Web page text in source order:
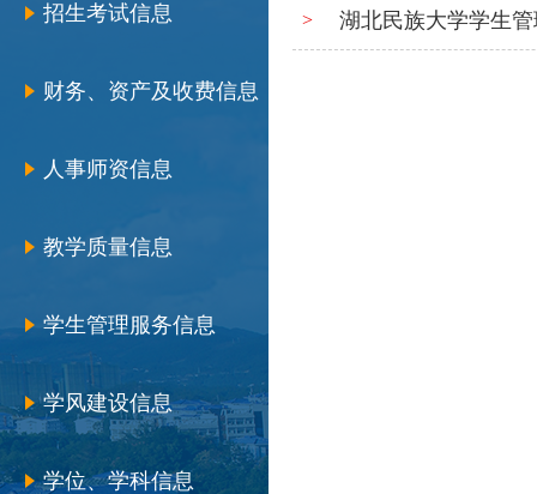
招生考试信息
财务、资产及收费信息
人事师资信息
教学质量信息
学生管理服务信息
学风建设信息
学位、学科信息
> 湖北民族大学学生